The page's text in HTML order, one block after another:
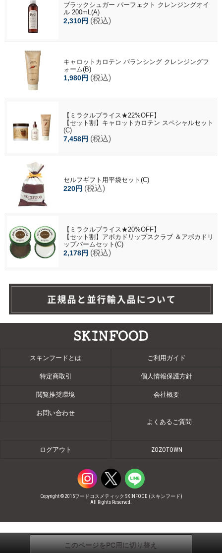
ブラックシュガー パーフェクト クレンジングオイ
ル 200mL(A)
2,310円 (税込)
キャロットカロテン バランシング クレンジングフ
ォーム(B)
1,980円 (税込)
【ミラクルプライス★22%OFF】
【セット割】キャロットカロテン スペシャルセット
(C)
7,458円 (税込)
セルフギフト用平袋セット(C)
220円 (税込)
【ミラクルプライス★20%OFF】
【セット割】アボカドリップスクラブ ＆アボカドリ
ップバームセット(C)
2,178円 (税込)
スキンフードとは ご利用ガイド
特定商取引 個人情報保護方針
閲覧推奨環境 会社概要
お問い合わせ
よくあるご質問
ログアウト ZOZOTOWN
Copyright © 2015フードコスメティック SKINFOOD (スキンフード)
All Rights Reserved.
このページをPC用に切り替え